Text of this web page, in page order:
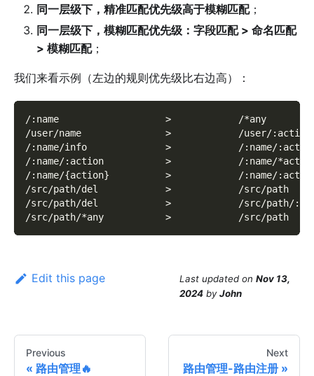
同一层级下，精准匹配优先级高于模糊匹配；
同一层级下，模糊匹配优先级：字段匹配 > 命名匹配
> 模糊匹配；
我们来看示例（左边的规则优先级比右边高）：
/:name                   >            /*any
/user/name               >            /user/:action
/:name/info              >            /:name/
/:name/:action           >            /:name/
/:name/{action}          >            /:name/
/src/path/del            >            /src/path
/src/path/del            >            /src/path/
/src/path/*any           >            /src/path
Edit this page Last updated on Nov 13,
2024 byJohn
Previous
路由管理🔥
Next
路由管理-路由注册